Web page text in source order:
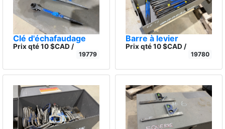
Clé d'échafaudage
Prix qté 10 $CAD /
19779
Barre à levier
Prix qté 10 $CAD /
19780